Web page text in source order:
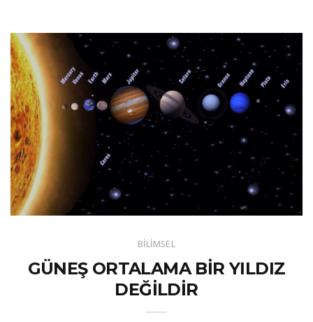
BİLİMSEL
GÜNEŞ ORTALAMA BİR YILDIZ
DEĞİLDİR